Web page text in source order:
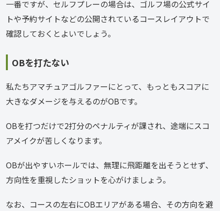
一番ですが、セルフプレーの場合は、ゴルフ場の公式サイ
トや予約サイトなどの公開されているコースレイアウトで
確認しておくとよいでしょう。
OBを打たない
私たちアマチュアゴルファーにとって、もっともスコアに
大きなダメージを与えるのがOBです。
OBを打つだけで2打分のペナルティが課され、途端にスコ
アメイクが苦しくなります。
OBが出やすいホールでは、無理に飛距離を出そうとせず、
方向性を重視したショットを心がけましょう。
なお、コースの左右にOBエリアがある場合、その方向を避